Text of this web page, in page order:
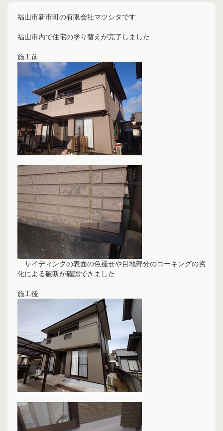
福山市新市町の有限会社マツシタです
福山市内で住宅の塗り替えが完了しました
施工前
サイディングの表面の色褪せや目地部分のコーキングの劣
化による破断が確認できました
施工後